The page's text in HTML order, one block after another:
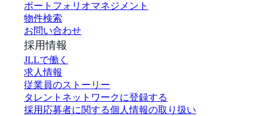
ポートフォリオマネジメント
物件検索
お問い合わせ
採用情報
JLLで働く
求人情報
従業員のストーリー
タレントネットワークに登録する
採用応募者に関する個人情報の取り扱い